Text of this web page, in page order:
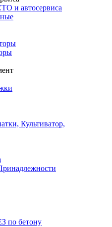
и автосервиса
Культиватор,
по бетону